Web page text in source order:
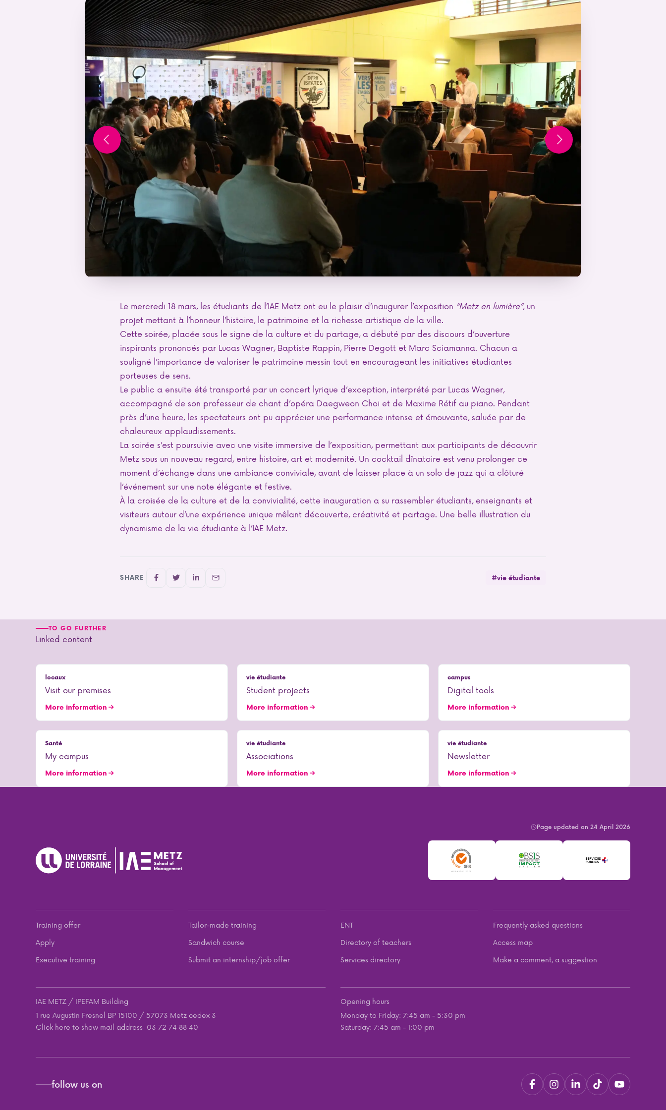
Le mercredi 18 mars, les étudiants de l’IAE Metz ont eu le plaisir d’inaugurer l’exposition “Metz en lumière”, un
projet mettant à l’honneur l’histoire, le patrimoine et la richesse artistique de la ville.
Cette soirée, placée sous le signe de la culture et du partage, a débuté par des discours d’ouverture
inspirants prononcés par Lucas Wagner, Baptiste Rappin, Pierre Degott et Marc Sciamanna. Chacun a
souligné l’importance de valoriser le patrimoine messin tout en encourageant les initiatives étudiantes
porteuses de sens.
Le public a ensuite été transporté par un concert lyrique d’exception, interprété par Lucas Wagner,
accompagné de son professeur de chant d’opéra Daegweon Choi et de Maxime Rétif au piano. Pendant
près d’une heure, les spectateurs ont pu apprécier une performance intense et émouvante, saluée par de
chaleureux applaudissements.
La soirée s’est poursuivie avec une visite immersive de l’exposition, permettant aux participants de découvrir
Metz sous un nouveau regard, entre histoire, art et modernité. Un cocktail dînatoire est venu prolonger ce
moment d’échange dans une ambiance conviviale, avant de laisser place à un solo de jazz qui a clôturé
l’événement sur une note élégante et festive.
À la croisée de la culture et de la convivialité, cette inauguration a su rassembler étudiants, enseignants et
visiteurs autour d’une expérience unique mêlant découverte, créativité et partage. Une belle illustration du
dynamisme de la vie étudiante à l’IAE Metz.
SHARE #vie étudiante
TO GO FURTHER
Linked content
locaux
Visit our premises
More information
vie étudiante
Student projects
More information
campus
Digital tools
More information
Santé
My campus
More information
vie étudiante
Associations
More information
vie étudiante
Newsletter
More information
Page updated on 24 April 2026
Training offer
Apply
Executive training
Tailor-made training
Sandwich course
Submit an internship/job offer
ENT
Directory of teachers
Services directory
Frequently asked questions
Access map
Make a comment, a suggestion
IAE METZ / IPEFAM Building
1 rue Augustin Fresnel BP 15100 / 57073 Metz cedex 3
Click here to show mail address 03 72 74 88 40
Opening hours
Monday to Friday: 7:45 am - 5:30 pm
Saturday: 7:45 am - 1:00 pm
follow us on